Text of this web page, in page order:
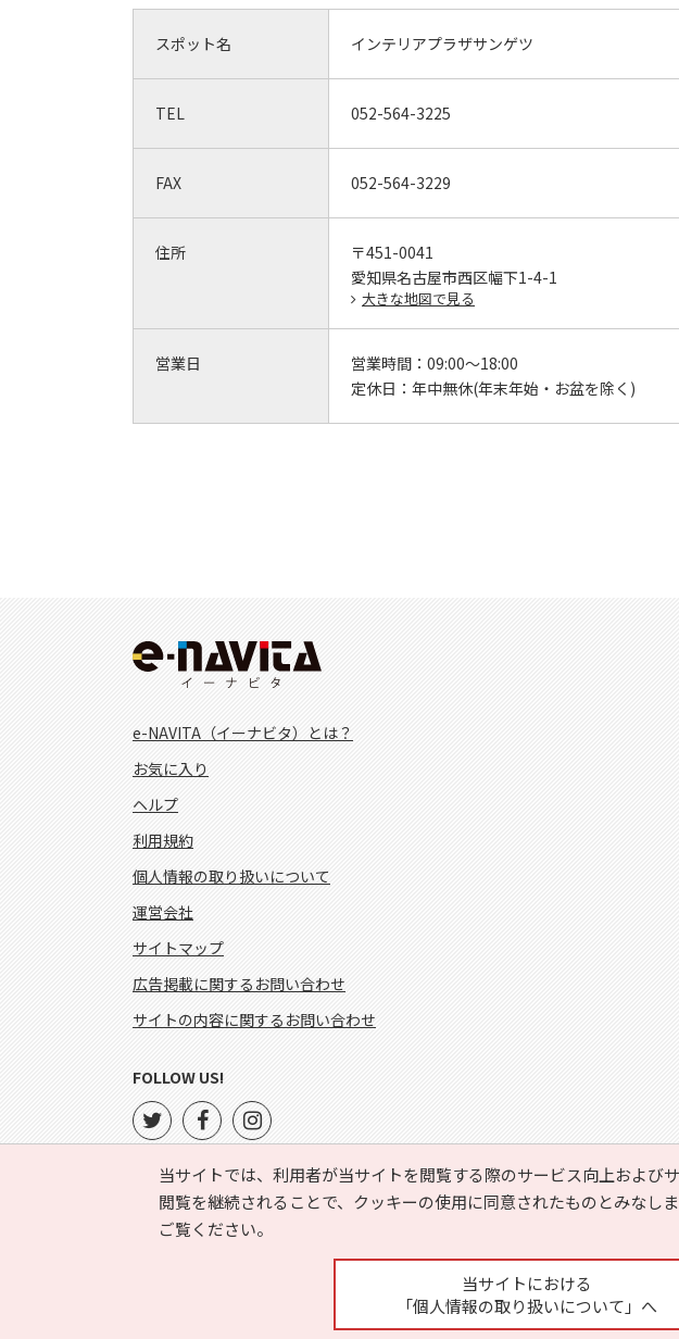
スポット名 インテリアプラザサンゲツ
TEL 052-564-3225
FAX 052-564-3229
住所
〒451-0041
愛知県名古屋市西区幅下1-4-1
大きな地図で見る
営業日 営業時間： 09:00～18:00
定休日： 年中無休(年末年始・お盆を除く)
当サイトでは、利用者が当サイトを閲覧する際のサービス向上およ
閲覧を継続されることで、クッキーの使用に同意されたものとみなしま
ご覧ください。
当サイトにおける
「個人情報の取り扱いについて」へ
e-NAVITA（イーナビタ）とは？
お気に入り
ヘルプ
利用規約
個人情報の取り扱いについて
運営会社
サイトマップ
広告掲載に関するお問い合わせ
サイトの内容に関するお問い合わせ
FOLLOW US!
Copyright ©